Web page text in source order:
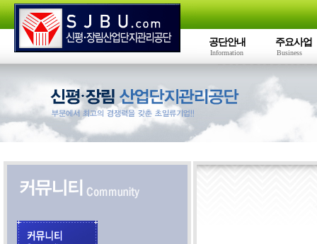
공단안내
Information
주요사업
Business